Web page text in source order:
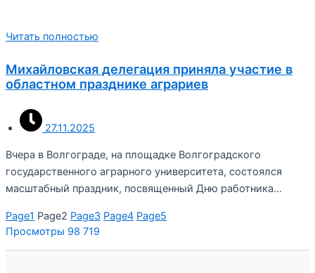
Читать полностью
Михайловская делегация приняла участие в
областном празднике аграриев
27.11.2025
Вчера в Волгограде, на площадке Волгоградского
государственного аграрного университета, состоялся
масштабный праздник, посвященный Дню работника…
Page1 Page2 Page3 Page4 Page5
Просмотры 98 719